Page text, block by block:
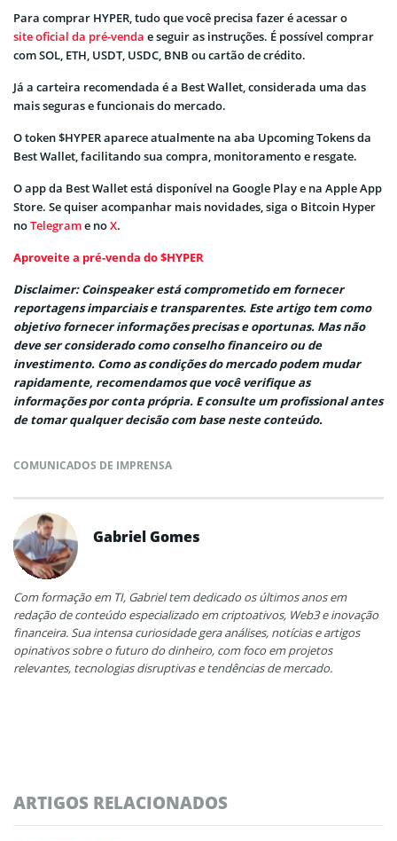
Para comprar HYPER, tudo que você precisa fazer é acessar o
site oficial da pré-venda e seguir as instruções. É possível comprar
com SOL, ETH, USDT, USDC, BNB ou cartão de crédito.
Já a carteira recomendada é a Best Wallet, considerada uma das
mais seguras e funcionais do mercado.
O token $HYPER aparece atualmente na aba Upcoming Tokens da
Best Wallet, facilitando sua compra, monitoramento e resgate.
O app da Best Wallet está disponível na Google Play e na Apple App
Store. Se quiser acompanhar mais novidades, siga o Bitcoin Hyper
noTelegrame noX.
Aproveite a pré-venda do $HYPER
Disclaimer: Coinspeaker está comprometido em fornecer
reportagens imparciais e transparentes. Este artigo tem como
objetivo fornecer informações precisas e oportunas. Mas não
deve ser considerado como conselho financeiro ou de
investimento. Como as condições do mercado podem mudar
rapidamente, recomendamos que você verifique as
informações por conta própria. E consulte um profissional antes
de tomar qualquer decisão com base neste conteúdo.
COMUNICADOS DE IMPRENSA
Gabriel Gomes
Com formação em TI, Gabriel tem dedicado os últimos anos em
redação de conteúdo especializado em criptoativos, Web3 e inovação
financeira. Sua intensa curiosidade gera análises, notícias e artigos
opinativos sobre o futuro do dinheiro, com foco em projetos
relevantes, tecnologias disruptivas e tendências de mercado.
ARTIGOS RELACIONADOS